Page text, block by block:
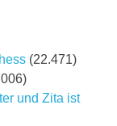
(22.471)
und Zita ist